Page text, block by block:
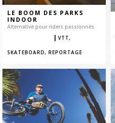
LE BOOM DES PARKS
INDOOR
Alternative pour riders passionnés
| VTT,
SKATEBOARD, REPORTAGE